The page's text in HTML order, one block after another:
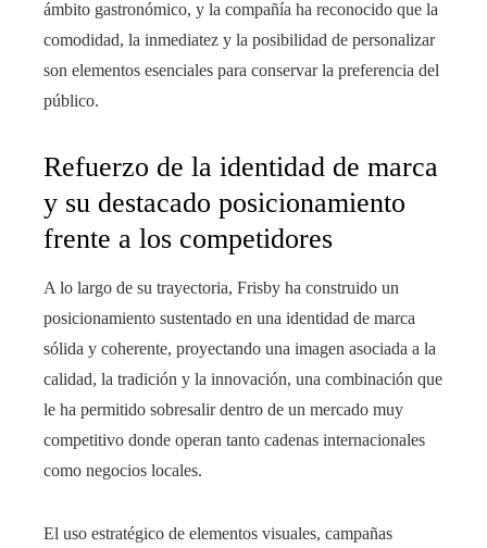
ámbito gastronómico, y la compañía ha reconocido que la
comodidad, la inmediatez y la posibilidad de personalizar
son elementos esenciales para conservar la preferencia del
público.
Refuerzo de la identidad de marca
y su destacado posicionamiento
frente a los competidores
A lo largo de su trayectoria, Frisby ha construido un
posicionamiento sustentado en una identidad de marca
sólida y coherente, proyectando una imagen asociada a la
calidad, la tradición y la innovación, una combinación que
le ha permitido sobresalir dentro de un mercado muy
competitivo donde operan tanto cadenas internacionales
como negocios locales.
El uso estratégico de elementos visuales, campañas